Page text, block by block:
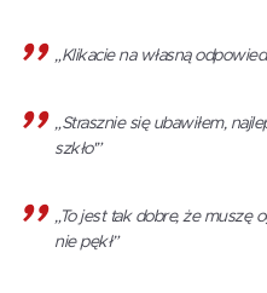
„Klikacie na własną
„Strasznie się ubawiłem,
szkło'”
„To jest tak dobre, że muszę
nie pękł”